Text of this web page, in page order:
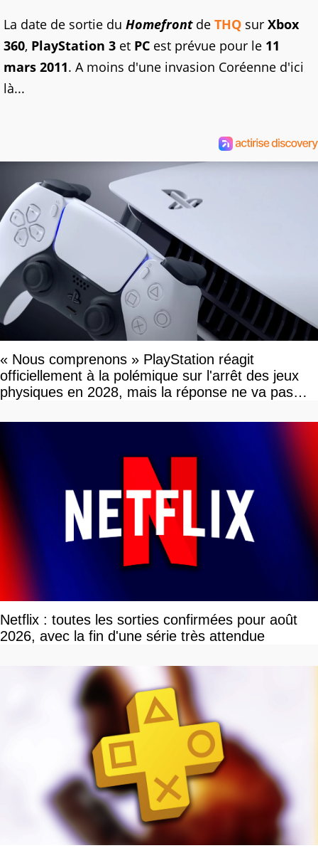
La date de sortie du Homefrontde THQ sur Xbox
360, PlayStation 3 et PC est prévue pour le 11
mars 2011. A moins d'une invasion Coréenne d'ici
là...
« Nous comprenons » PlayStation réagit
officiellement à la polémique sur l'arrêt des jeux
physiques en 2028, mais la réponse ne va pas
Netflix : toutes les sorties confirmées pour août
2026, avec la fin d'une série très attendue